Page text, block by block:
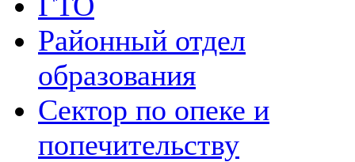
Районный отдел
образования
Сектор по опеке и
попечительству